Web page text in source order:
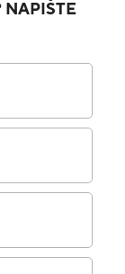
NAPIŠTE